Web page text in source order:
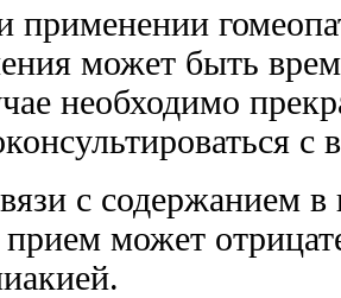
применении
может быть
необходимо
с
с содержанием в
прием может